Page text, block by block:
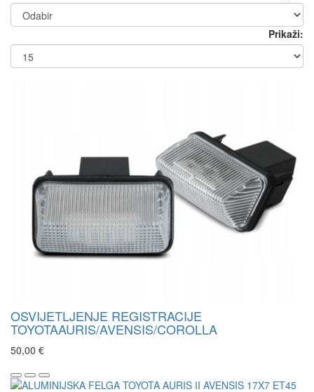
Prikaži:
OSVIJETLJENJE REGISTRACIJE
TOYOTAAURIS/AVENSIS/COROLLA
50,00 €